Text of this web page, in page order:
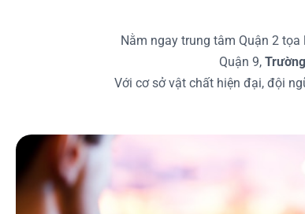
Nằm ngay trung tâm Quận 2
Quận 9,
Với cơ sở vật chất hiện đại, đội